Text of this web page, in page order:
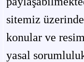
sitemiz
konular ve
yasal